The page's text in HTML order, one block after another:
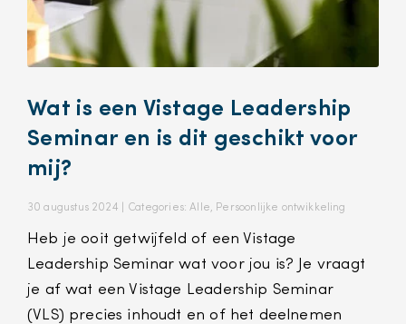
Wat is een Vistage Leadership
Seminar en is dit geschikt voor
mij?
30 augustus 2024 | Categories:Alle, Persoonlijke ontwikkeling
Heb je ooit getwijfeld of een Vistage
Leadership Seminar wat voor jou is? Je vraagt
je af wat een Vistage Leadership Seminar
(VLS) precies inhoudt en of het deelnemen